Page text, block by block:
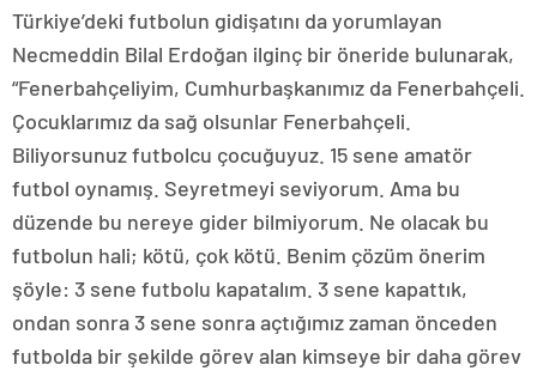
Türkiye’deki futbolun gidişatını da yorumlayan
Necmeddin Bilal Erdoğan ilginç bir öneride bulunarak,
“Fenerbahçeliyim, Cumhurbaşkanımız da Fenerbahçeli.
Çocuklarımız da sağ olsunlar Fenerbahçeli.
Biliyorsunuz futbolcu çocuğuyuz. 15 sene amatör
futbol oynamış. Seyretmeyi seviyorum. Ama bu
düzende bu nereye gider bilmiyorum. Ne olacak bu
futbolun hali; kötü, çok kötü. Benim çözüm önerim
şöyle: 3 sene futbolu kapatalım. 3 sene kapattık,
ondan sonra 3 sene sonra açtığımız zaman önceden
futbolda bir şekilde görev alan kimseye bir daha görev